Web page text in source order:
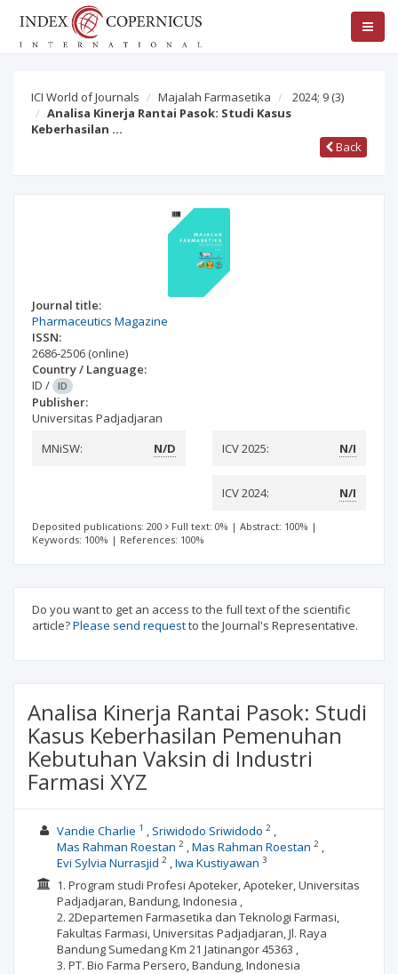
ICI World of Journals Majalah Farmasetika 2024; 9 (3)
Analisa Kinerja Rantai Pasok: Studi Kasus
Keberhasilan …
Back
Journal title:
Pharmaceutics Magazine
ISSN:
2686-2506 (online)
Country / Language:
ID / ID
Publisher:
Universitas Padjadjaran
MNiSW:
N/D ICV 2025: N/I
ICV 2024: N/I
Deposited publications: 200 Full text: 0% | Abstract: 100% |
Keywords: 100% | References: 100%
Do you want to get an access to the full text of the scientific
article?Please send requestto the Journal's Representative.
Analisa Kinerja Rantai Pasok: Studi
Kasus Keberhasilan Pemenuhan
Kebutuhan Vaksin di Industri
Farmasi XYZ
Vandie Charlie 1 Sriwidodo Sriwidodo 2
Mas Rahman Roestan 2 Mas Rahman Roestan 2
Evi Sylvia Nurrasjid 2 Iwa Kustiyawan 3
1. Program studi Profesi Apoteker, Apoteker, Universitas
Padjadjaran, Bandung, Indonesia ,
2. 2Departemen Farmasetika dan Teknologi Farmasi,
Fakultas Farmasi, Universitas Padjadjaran, Jl. Raya
Bandung Sumedang Km 21 Jatinangor 45363 ,
3. PT. Bio Farma Persero, Bandung, Indonesia